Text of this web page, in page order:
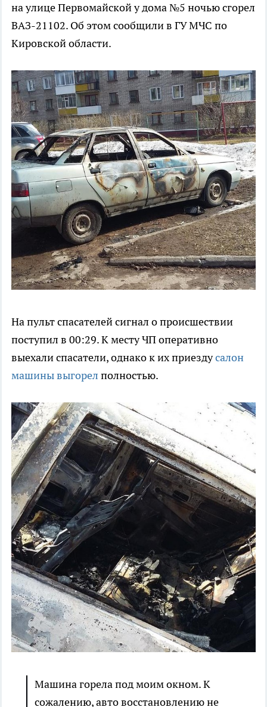
на улице Первомайской у дома №5 ночью сгорел
ВАЗ-21102. Об этом сообщили в ГУ МЧС по
Кировской области.
На пульт спасателей сигнал о происшествии
поступил в 00:29. К месту ЧП оперативно
выехали спасатели, однако к их приездусалон
машины выгорел полностью.
Машина горела под моим окном. К
сожалению, авто восстановлению не